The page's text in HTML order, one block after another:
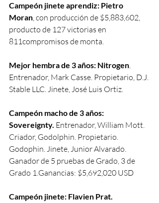
Campeón jinete aprendiz: Pietro
Moran, con producción de $5,883,602,
producto de 127 victorias en
811compromisos de monta.
Mejor hembra de 3 años: Nitrogen.
Entrenador, Mark Casse. Propietario, D.J.
Stable LLC. Jinete, José Luis Ortiz.
Campeón macho de 3 años:
Sovereignty. Entrenador, William Mott.
Criador, Godolphin. Propietario.
Godophin. Jinete, Junior Alvarado.
Ganador de 5 pruebas de Grado, 3 de
Grado 1.Ganancias: $5,692,020 USD
Campeón jinete: Flavien Prat.